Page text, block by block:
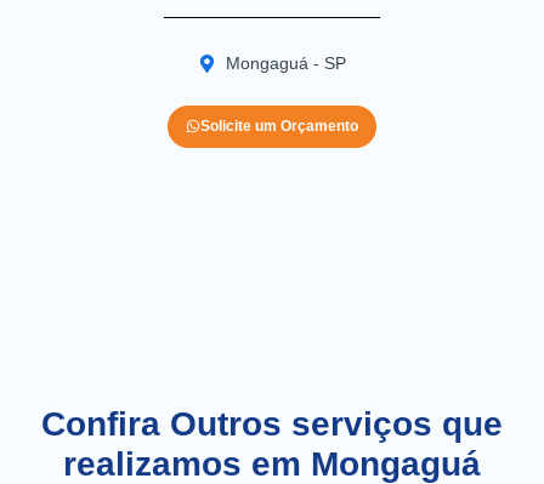
Mongaguá - SP
Solicite um Orçamento
Confira Outros serviços que
realizamos em Mongaguá